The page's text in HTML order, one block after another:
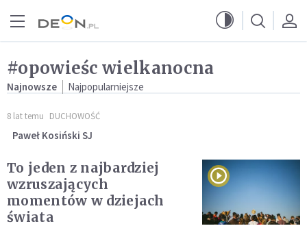
#opowieśc wielkanocna
Najnowsze Najpopularniejsze
8 lat temu DUCHOWOŚĆ
Paweł Kosiński SJ
To jeden z najbardziej
wzruszających
momentów w dziejach
świata